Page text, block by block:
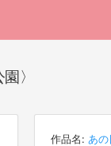
〉
作品名: あの